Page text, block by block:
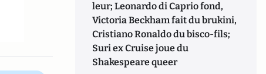
leur; Leonardo di Caprio fond,
Victoria Beckham fait du brukini,
Cristiano Ronaldo du bisco-fils;
Suri ex Cruise joue du
Shakespeare queer